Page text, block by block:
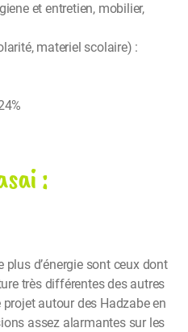
et entretien, mobilier,
materiel scolaire) :
:
d’énergie sont ceux dont
très différentes des autres
autour des Hadzabe en
assez alarmantes sur les